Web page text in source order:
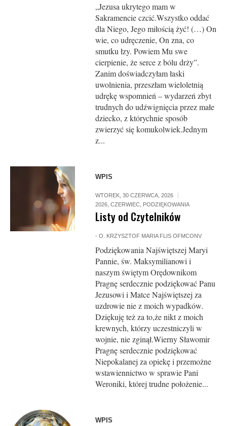
„Jezusa ukrytego mam w
Sakramencie czcić.Wszystko oddać
dla Niego, Jego miłością żyć! (…) On
wie, co udręczenie, On zna, co
smutku łzy. Powiem Mu swe
cierpienie, że serce z bólu drży”.
Zanim doświadczyłam łaski
uwolnienia, przeszłam wieloletnią
udrękę wspomnień – wydarzeń zbyt
trudnych do udźwignięcia przez małe
dziecko, z którychnie sposób
zwierzyć się komukolwiek.Jednym
z...
WPIS
WTOREK, 30 CZERWCA, 2026
2026 ,CZERWIEC PODZIĘKOWANIA
Listy od Czytelników
-O. KRZYSZTOF MARIA FLIS OFMCONV
Podziękowania Najświętszej Maryi
Pannie, św. Maksymilianowi i
naszym świętym Orędownikom
Pragnę serdecznie podziękować Panu
Je­zusowi i Matce Najświętszej za
uzdrowie nie z moich wypadków.
Dziękuję też za to,że nikt z moich
krewnych, którzy uczestniczyli w
wojnie, nie zginął.Wierny Sławomir
Pragnę serdecznie podziękować
Niepokalanej za opiekę i przemożne
wstawiennictwo w sprawie Pani
Weroniki, której trudne położenie...
WPIS